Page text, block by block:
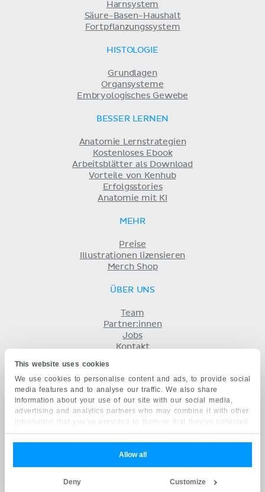
This website uses cookies
We use cookies to personalise content and ads, to provide social
media features and to analyse our traffic. We also share
information about your use of our site with our social media,
advertising and analytics partners who may combine it with other
information that you’ve provided to them or that they’ve collected
from your use of their services.
Allow all
Customize
Deny
Harnsystem
Säure-Basen-Haushalt
Fortpflanzungssystem
HISTOLOGIE
Grundlagen
Organsysteme
Embryologisches Gewebe
BESSER LERNEN
Anatomie Lernstrategien
Kostenloses Ebook
Arbeitsblätter als Download
Vorteile von Kenhub
Erfolgsstories
Anatomie mit KI
MEHR
Preise
Illustrationen lizensieren
Merch Shop
ÜBER UNS
Team
Partner:innen
Jobs
Kontakt
Datenschutz
KENHUB AUF...
English